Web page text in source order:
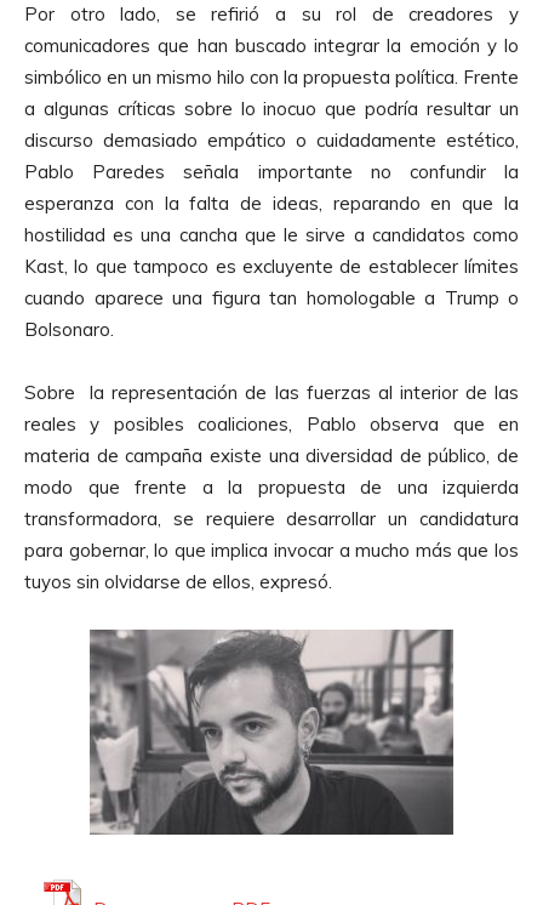
d
i
o
Por otro lado, se refirió a su rol de creadores y
comunicadores que han buscado integrar la emoción y lo
simbólico en un mismo hilo con la propuesta política. Frente
a algunas críticas sobre lo inocuo que podría resultar un
discurso demasiado empático o cuidadamente estético,
Pablo Paredes señala importante no confundir la
esperanza con la falta de ideas, reparando en que la
hostilidad es una cancha que le sirve a candidatos como
Kast, lo que tampoco es excluyente de establecer límites
cuando aparece una figura tan homologable a Trump o
Bolsonaro.
Sobre la representación de las fuerzas al interior de las
reales y posibles coaliciones, Pablo observa que en
materia de campaña existe una diversidad de público, de
modo que frente a la propuesta de una izquierda
transformadora, se requiere desarrollar un candidatura
para gobernar, lo que implica invocar a mucho más que los
tuyos sin olvidarse de ellos, expresó.